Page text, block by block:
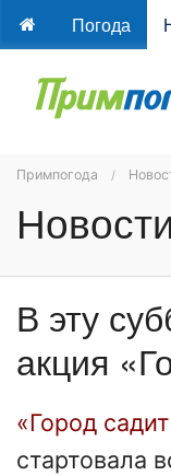
Погода
Примпогода
В эту
акция
«Город
стартовала